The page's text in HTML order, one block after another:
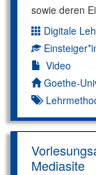
sowie deren
Dimension:
Digitale
Video
Autor*in:
Goethe-
Mediasite